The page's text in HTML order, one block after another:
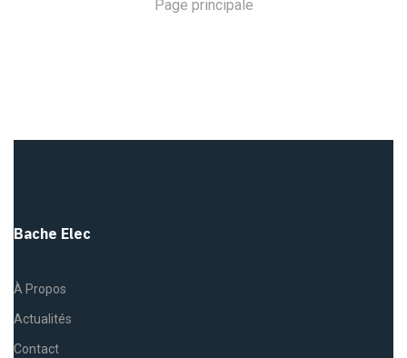
Page principale
Bache Elec
À Propos
Actualités
Contact